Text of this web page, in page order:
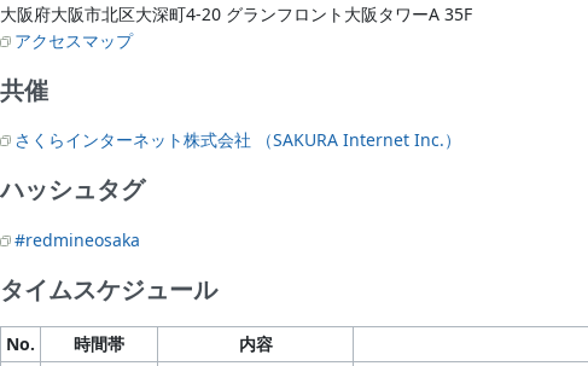
大阪府大阪市北区大深町4-20 グランフロント大阪タワーA 35F
アクセスマップ
共催
さくらインターネット株式会社 （SAKURA Internet Inc.）
ハッシュタグ
#redmineosaka
タイムスケジュール
No. 時間帯 内容